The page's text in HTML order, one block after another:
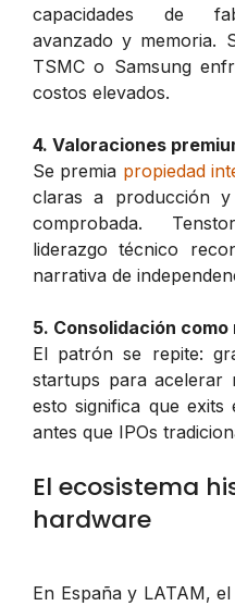
capacidades de
avanzado y memoria.
TSMC o Samsung
costos elevados.
4. Valoraciones
Se premia propiedad
claras a producción
comprobada.
liderazgo técnico
narrativa de
5. Consolidación como
El patrón se repite:
startups para acelerar
esto significa que exits
antes que IPOs
El ecosistema
hardware
En España y LATAM,